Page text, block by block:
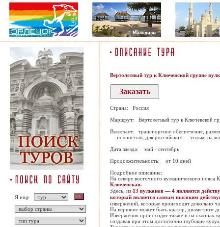
Я ищу
Вертолетный тур к Ключевской группе
Страна: Россия
Маршрут: Вертолетный тур к Ключевской
Включает: транспортное обеспечение,
— полностью, для российских — только на
Дата заезда: май - сентябрь
Продолжительность: от 10 дней
Подробное описание:
На севере восточного вулканического
Ключевская.
Здесь, из 13 вулканов — 4 являются
который является самым высоким
извержений, которые происходят довольно
На вершине может быть кратер, диаметром
Извержения происходят также и на склонах
создавая при этом достаточно глубокие